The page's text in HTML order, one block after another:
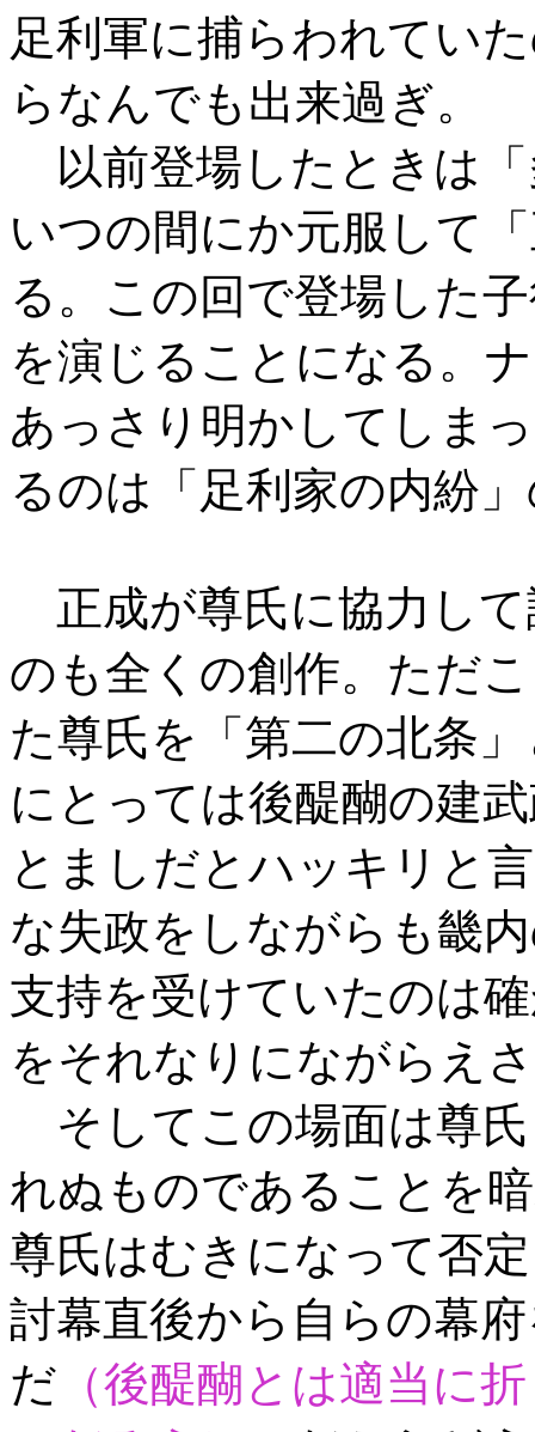
足利軍に捕らわれてい
らなんでも出来過ぎ。
以前登場したときは
いつの間にか元服して
る。この回で登場した
を演じることになる。
あっさり明かしてしま
るのは「足利家の内紛
正成が尊氏に協力し
のも全くの創作。ただ
た尊氏を「第二の北条
にとっては後醍醐の建
とましだとハッキリと
な失政をしながらも畿
支持を受けていたのは
をそれなりにながらえ
そしてこの場面は尊
れぬものであることを
尊氏はむきになって否
討幕直後から自らの幕
だ （後醍醐とは適当に